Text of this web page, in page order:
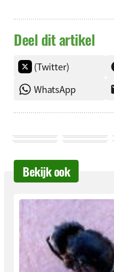
Deel dit artikel
(Twitter)
WhatsApp
Bekijk ook